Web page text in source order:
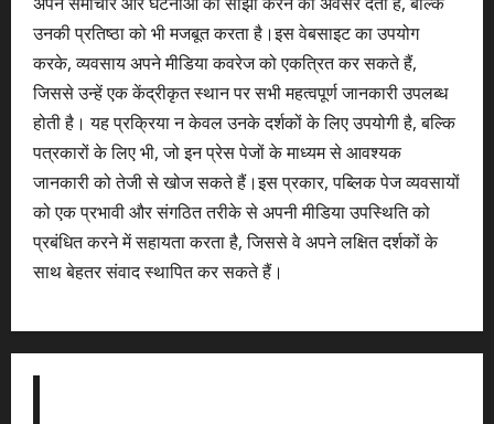
उनकी प्रतिष्ठा को भी मजबूत करता है।इस वेबसाइट का उपयोग
करके, व्यवसाय अपने मीडिया कवरेज को एकत्रित कर सकते हैं,
जिससे उन्हें एक केंद्रीकृत स्थान पर सभी महत्वपूर्ण जानकारी उपलब्ध
होती है। यह प्रक्रिया न केवल उनके दर्शकों के लिए उपयोगी है, बल्कि
पत्रकारों के लिए भी, जो इन प्रेस पेजों के माध्यम से आवश्यक
जानकारी को तेजी से खोज सकते हैं।इस प्रकार, पब्लिक पेज व्यवसायों
को एक प्रभावी और संगठित तरीके से अपनी मीडिया उपस्थिति को
प्रबंधित करने में सहायता करता है, जिससे वे अपने लक्षित दर्शकों के
साथ बेहतर संवाद स्थापित कर सकते हैं।